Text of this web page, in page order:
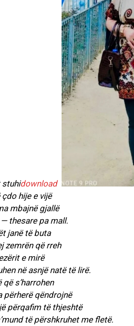
stuhidownload
hije e vijë
mbajnë gjallë
thesare pa mall.
janë të buta
zemrën që rreh
e mirë
në asnjë natë të lirë.
s’harrohen
përherë qëndrojnë
përqafim të thjeshtë
të përshkruhet me fletë.